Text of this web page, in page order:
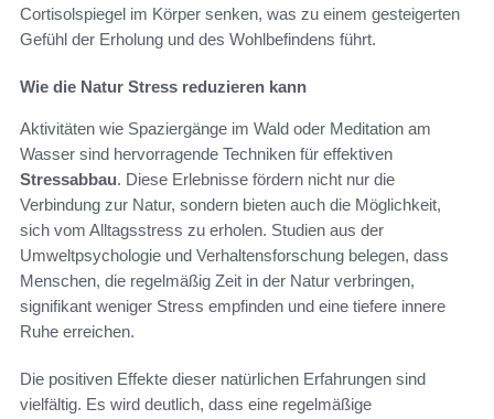
Cortisolspiegel im Körper senken, was zu einem gesteigerten
Gefühl der Erholung und des Wohlbefindens führt.
Wie die Natur Stress reduzieren kann
Aktivitäten wie Spaziergänge im Wald oder Meditation am
Wasser sind hervorragende Techniken für effektiven
Stressabbau. Diese Erlebnisse fördern nicht nur die
Verbindung zur Natur, sondern bieten auch die Möglichkeit,
sich vom Alltagsstress zu erholen. Studien aus der
Umweltpsychologie und Verhaltensforschung belegen, dass
Menschen, die regelmäßig Zeit in der Natur verbringen,
signifikant weniger Stress empfinden und eine tiefere innere
Ruhe erreichen.
Die positiven Effekte dieser natürlichen Erfahrungen sind
vielfältig. Es wird deutlich, dass eine regelmäßige